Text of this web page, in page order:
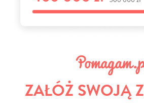
ZAŁÓŻ SWOJĄ